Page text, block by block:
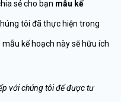
sẻ cho bạn mẫu kế
tôi đã thực hiện trong
kế hoạch này sẽ hữu ích
với chúng tôi để được tư